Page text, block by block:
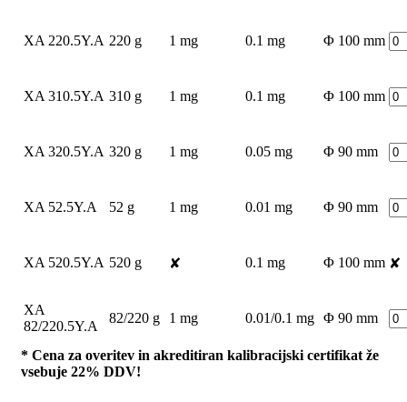
XA 220.5Y.A 220 g 1 mg 0.1 mg Φ 100 mm
XA 310.5Y.A 310 g 1 mg 0.1 mg Φ 100 mm
XA 320.5Y.A 320 g 1 mg 0.05 mg Φ 90 mm
XA 52.5Y.A 52 g 1 mg 0.01 mg Φ 90 mm
XA 520.5Y.A 520 g ✘ 0.1 mg Φ 100 mm ✘
XA
82/220.5Y.A
82/220 g 1 mg 0.01/0.1 mg Φ 90 mm
* Cena za overitev in akreditiran kalibracijski certifikat že
vsebuje 22% DDV!